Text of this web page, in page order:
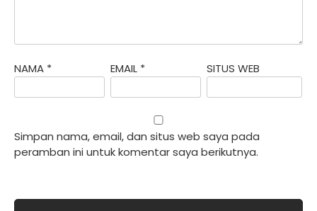
NAMA * EMAIL * SITUS WEB
Simpan nama, email, dan situs web saya pada
peramban ini untuk komentar saya berikutnya.